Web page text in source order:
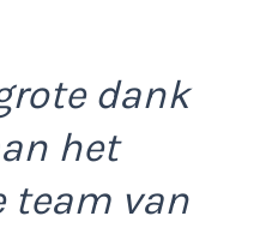
dank
het
van